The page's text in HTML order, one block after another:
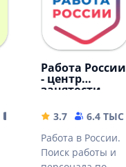
5.66 MB
Работа России
- центр
занятости.
вакансии
3.7 6.4 ТЫС
Работа в России.
Поиск работы и